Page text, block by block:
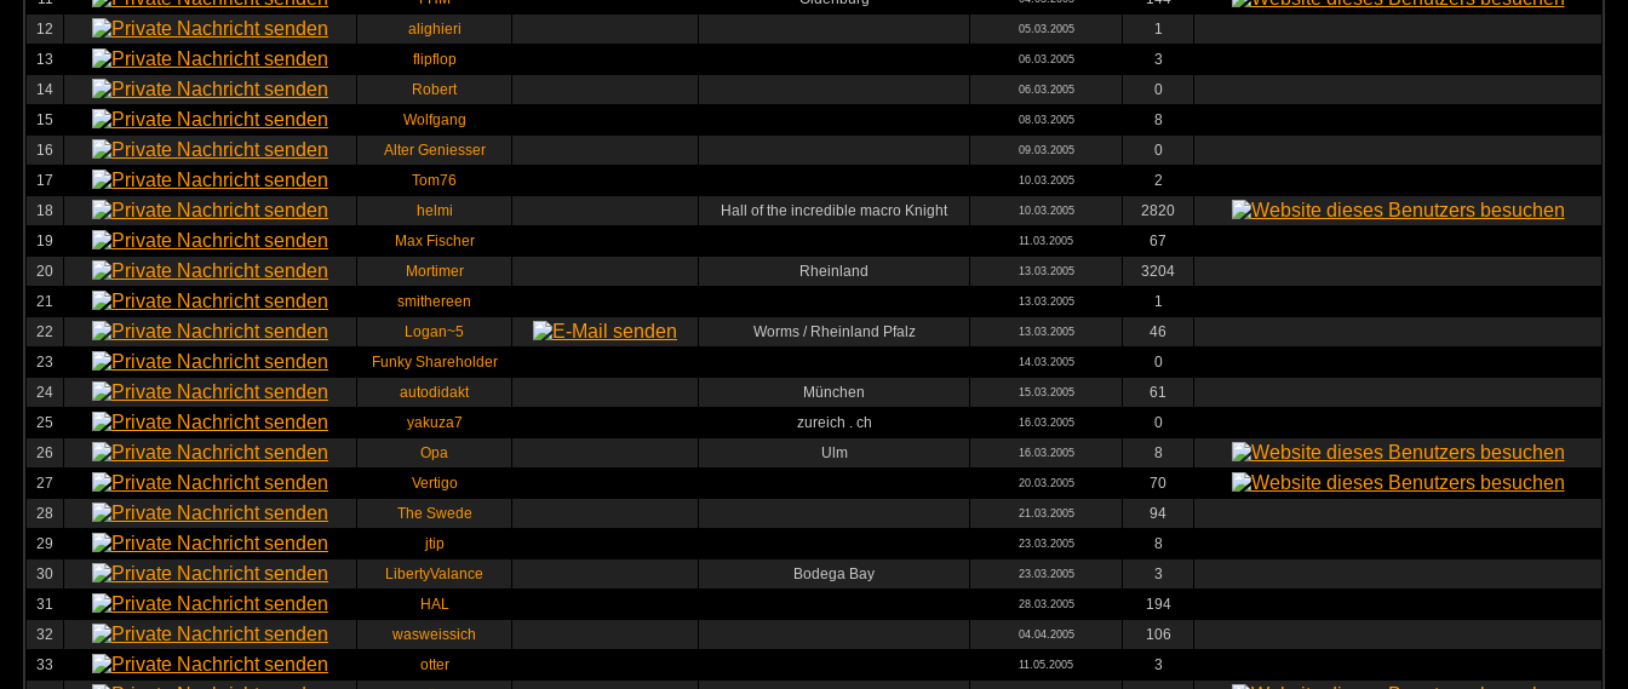
12
alighieri 05.03.2005
1
13
flipflop 06.03.2005
3
14
Robert 06.03.2005
0
15
Wolfgang 08.03.2005
8
16
Alter Geniesser 09.03.2005
0
17
Tom76 10.03.2005
2
18
helmi Hall of the incredible macro Knight 10.03.2005
2820
19
Max Fischer 11.03.2005
67
20
Mortimer Rheinland 13.03.2005
3204
21
smithereen 13.03.2005
1
22
Logan~5 Worms / Rheinland Pfalz 13.03.2005
46
23
Funky Shareholder 14.03.2005
0
24
autodidakt München 15.03.2005
61
25
yakuza7 zureich . ch 16.03.2005
0
26
Opa Ulm 16.03.2005
8
27
Vertigo 20.03.2005
70
28
The Swede 21.03.2005
94
29
jtip 23.03.2005
8
30
LibertyValance Bodega Bay 23.03.2005
3
31
HAL 28.03.2005
194
32
wasweissich 04.04.2005
106
33
otter 11.05.2005
3